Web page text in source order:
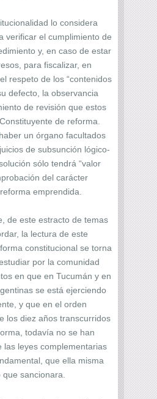
lo considera
verificar el cumplimiento de
y, en caso de estar
para fiscalizar, en
respeto de los “contenidos
defecto, la observancia
de revisión que estos
de reforma.
un órgano facultados
de subsunción lógico-
sólo tendrá “valor
del carácter
emprendida.
de este estracto de temas
la lectura de este
constitucional se torna
por la comunidad
en que en Tucumán y en
se está ejerciendo
y que en el orden
los diez años transcurridos
todavía no se han
las leyes complementarias
que ella misma
sancionara.